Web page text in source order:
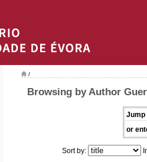
/
Browsing by Author
Jump
or
Sort by: